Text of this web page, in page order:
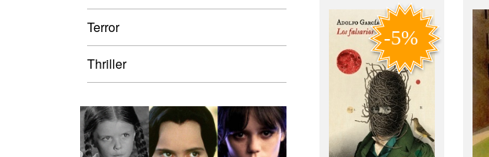
Terror
Thriller